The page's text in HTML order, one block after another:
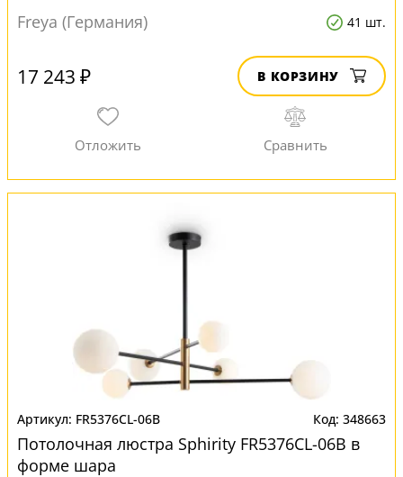
Freya (Германия)
41 шт.
17 243 ₽ В КОРЗИНУ
FR5376CL-06B 348663
Потолочная люстра Sphirity FR5376CL-06B в
форме шара